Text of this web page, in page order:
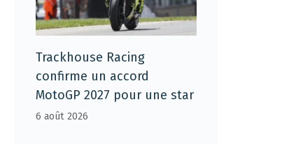
Trackhouse Racing
confirme un accord
MotoGP 2027 pour une star
6 août 2026